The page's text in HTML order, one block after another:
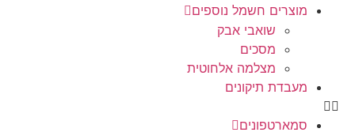
מוצרים חשמל נוספים
שואבי אבק
מסכים
מצלמה אלחוטית
מעבדת תיקונים
סמארטפונים